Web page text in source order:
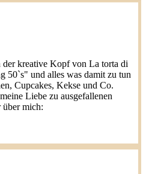
kreative Kopf von La torta di
50`s" und alles was damit zu tun
Cupcakes, Kekse und Co.
Liebe zu ausgefallenen
mich: